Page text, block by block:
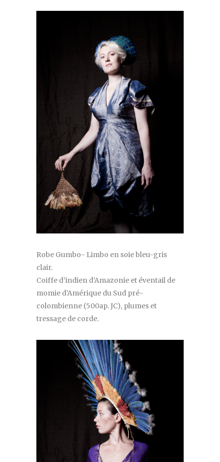
Robe Gumbo- Limbo en soie bleu-gris
clair.
Coiffe d’indien d’Amazonie et éventail de
momie d’Amérique du Sud pré-
colombienne (500ap. JC), plumes et
tressage de corde.